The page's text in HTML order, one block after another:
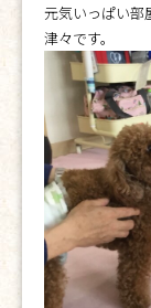
元気いっぱい部
津々です。